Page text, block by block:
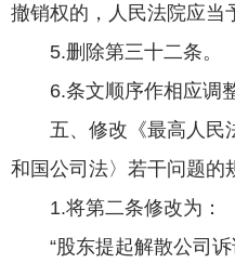
撤销权的，人民法院应当
5.删除第三十二条。
6.条文顺序作相应调整
五、修改《最高人民
和国公司法〉若干问题的
1.将第二条修改为：
“股东提起解散公司诉